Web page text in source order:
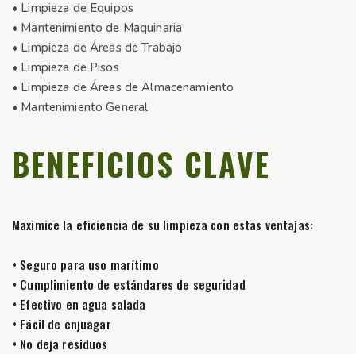
• Limpieza de Equipos
• Mantenimiento de Maquinaria
• Limpieza de Áreas de Trabajo
• Limpieza de Pisos
• Limpieza de Áreas de Almacenamiento
• Mantenimiento General
BENEFICIOS CLAVE
Maximice la eficiencia de su limpieza con estas ventajas:
• Seguro para uso marítimo
• Cumplimiento de estándares de seguridad
• Efectivo en agua salada
• Fácil de enjuagar
• No deja residuos